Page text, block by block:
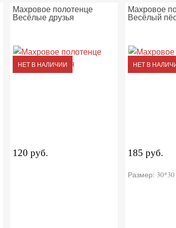
Махровое полотенце
Весёлые друзья
НЕТ В НАЛИЧИИ
120 руб.
Махровое
Весёлый
НЕТ В
185 руб.
Размер: